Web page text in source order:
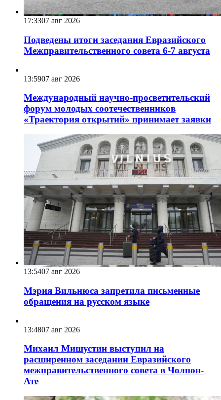
17:3307 авг 2026
Подведены итоги заседания Евразийского
Межправительственного совета 6-7 августа
13:5907 авг 2026
Международный научно-просветительский
форум молодых соотечественников
«Траектория открытий» принимает заявки
13:5407 авг 2026
Мэрия Вильнюса запретила письменные
обращения на русском языке
13:4807 авг 2026
Михаил Мишустин выступил на
расширенном заседании Евразийского
межправительственного совета в Чолпон-
Ате